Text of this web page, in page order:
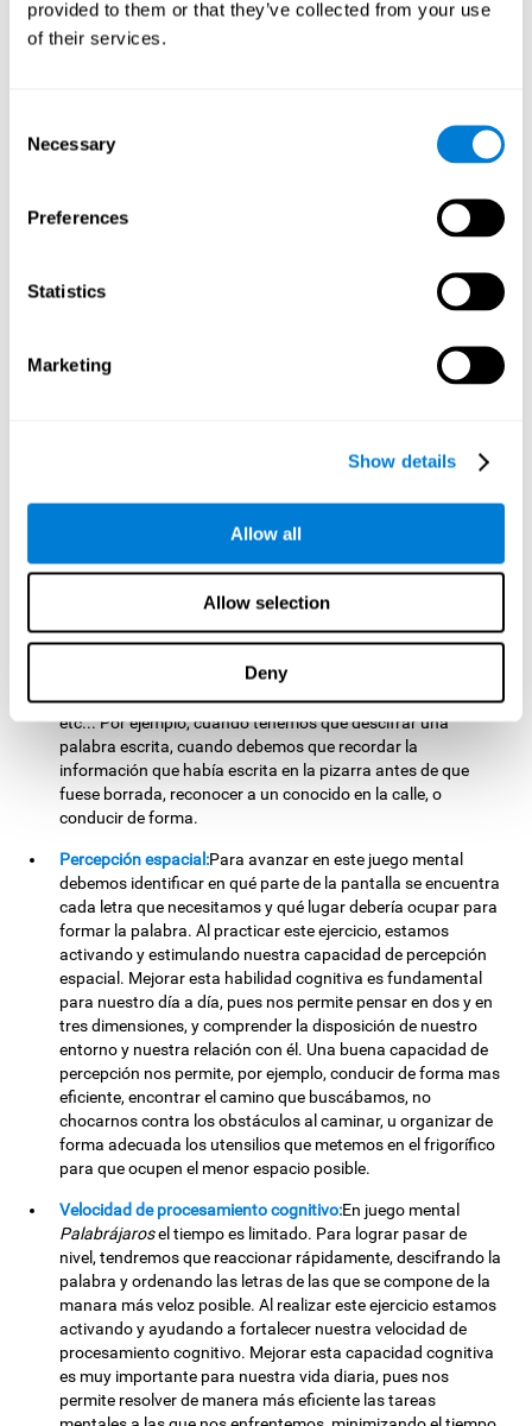
provided to them or that they’ve collected from your use
of their services.
Selection
Necessary
Preferences
Statistics
Marketing
Show details
Allow all
Allow selection
Deny
Flexibilidad cognitiva:
estrategia de juego a estas nuevas situaciones cambiantes e
inesperadas. Al practicar este ejercicio mental estamos
habilidad cognitiva se relaciona con la inteligencia fluida y la
destreza para resolver problemas nuevos de una forma
permite darnos cuenta de que lo que estamos haciendo no
funciona, o ha dejado de funcionar, y nos ayuda a reajustar
adaptarnos de forma adecuada a las nuevas situaciones. La
flexibilidad cognitiva nos ayuda a ser mas efectivos en todos
El juego mentalPalabrájaros
eficiente la secuencia de movimientos adecuada para lograr
ordenar las letras que componen nuestra palabra objetivo.
posicionada cada letra e identificarla rápidamente. Al
practicar este ejercicio estamos estimulando y ayudando a
fortalecer nuestra capacidad de memoria visual a corto
plazo. Mejorar esta habilidad cognitiva es esencial para
nuestro día a día, pues nos permite retener mentalmente
importante información como letras, figuras, colores, caras,
etc... Por ejemplo, cuando tenemos que descifrar una
palabra escrita, cuando debemos que recordar la
información que había escrita en la pizarra antes de que
fuese borrada, reconocer a un conocido en la calle, o
conducir de forma.
Percepción espacial:Para avanzar en este juego mental
debemos identificar en qué parte de la pantalla se encuentra
cada letra que necesitamos y qué lugar debería ocupar para
formar la palabra. Al practicar este ejercicio, estamos
activando y estimulando nuestra capacidad de percepción
espacial. Mejorar esta habilidad cognitiva es fundamental
para nuestro día a día, pues nos permite pensar en dos y en
tres dimensiones, y comprender la disposición de nuestro
entorno y nuestra relación con él. Una buena capacidad de
percepción nos permite, por ejemplo, conducir de forma mas
eficiente, encontrar el camino que buscábamos, no
chocarnos contra los obstáculos al caminar, u organizar de
forma adecuada los utensilios que metemos en el frigorífico
para que ocupen el menor espacio posible.
Velocidad de procesamiento cognitivo:En juego mental
Palabrájarosel tiempo es limitado. Para lograr pasar de
nivel, tendremos que reaccionar rápidamente, descifrando la
palabra y ordenando las letras de las que se compone de la
manara más veloz posible. Al realizar este ejercicio estamos
activando y ayudando a fortalecer nuestra velocidad de
procesamiento cognitivo. Mejorar esta capacidad cognitiva
es muy importante para nuestra vida diaria, pues nos
permite resolver de manera más eficiente las tareas